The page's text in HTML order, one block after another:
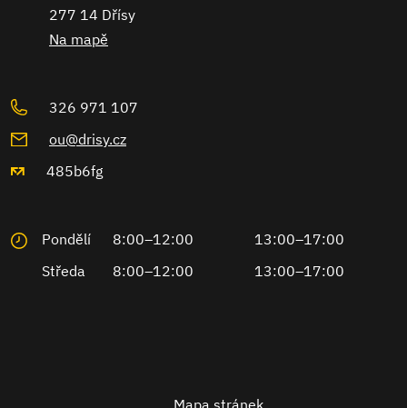
277 14 Dřísy
Na mapě
326 971 107
ou@drisy.cz
485b6fg
Pondělí 8:00–12:00
13:00–17:00
Středa
8:00–12:00 13:00–17:00
Mapa stránek